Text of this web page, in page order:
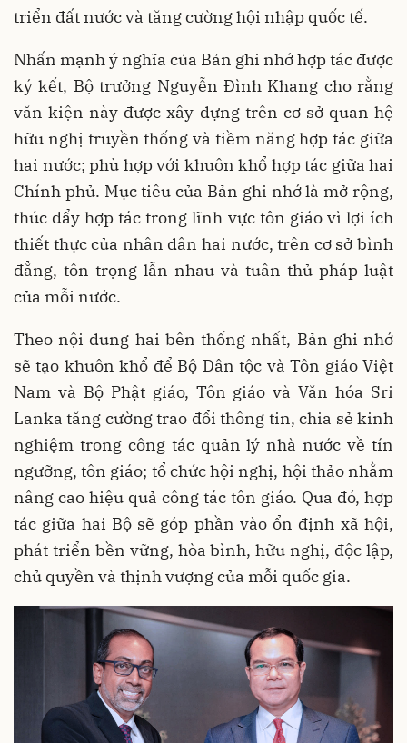
triển đất nước và tăng cường hội nhập quốc tế.
Nhấn mạnh ý nghĩa của Bản ghi nhớ hợp tác được
ký kết, Bộ trưởng Nguyễn Đình Khang cho rằng
văn kiện này được xây dựng trên cơ sở quan hệ
hữu nghị truyền thống và tiềm năng hợp tác giữa
hai nước; phù hợp với khuôn khổ hợp tác giữa hai
Chính phủ. Mục tiêu của Bản ghi nhớ là mở rộng,
thúc đẩy hợp tác trong lĩnh vực tôn giáo vì lợi ích
thiết thực của nhân dân hai nước, trên cơ sở bình
đẳng, tôn trọng lẫn nhau và tuân thủ pháp luật
của mỗi nước.
Theo nội dung hai bên thống nhất, Bản ghi nhớ
sẽ tạo khuôn khổ để Bộ Dân tộc và Tôn giáo Việt
Nam và Bộ Phật giáo, Tôn giáo và Văn hóa Sri
Lanka tăng cường trao đổi thông tin, chia sẻ kinh
nghiệm trong công tác quản lý nhà nước về tín
ngưỡng, tôn giáo; tổ chức hội nghị, hội thảo nhằm
nâng cao hiệu quả công tác tôn giáo. Qua đó, hợp
tác giữa hai Bộ sẽ góp phần vào ổn định xã hội,
phát triển bền vững, hòa bình, hữu nghị, độc lập,
chủ quyền và thịnh vượng của mỗi quốc gia.